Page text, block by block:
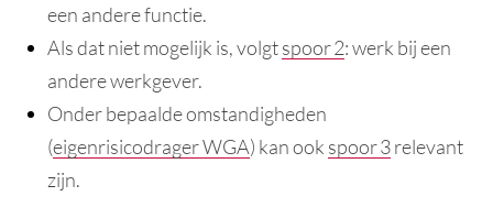
een andere functie.
Als dat niet mogelijk is, volgtspoor 2: werk bij een
andere werkgever.
Onder bepaalde omstandigheden
(eigenrisicodrager WGA) kan ook spoor 3relevant
zijn.